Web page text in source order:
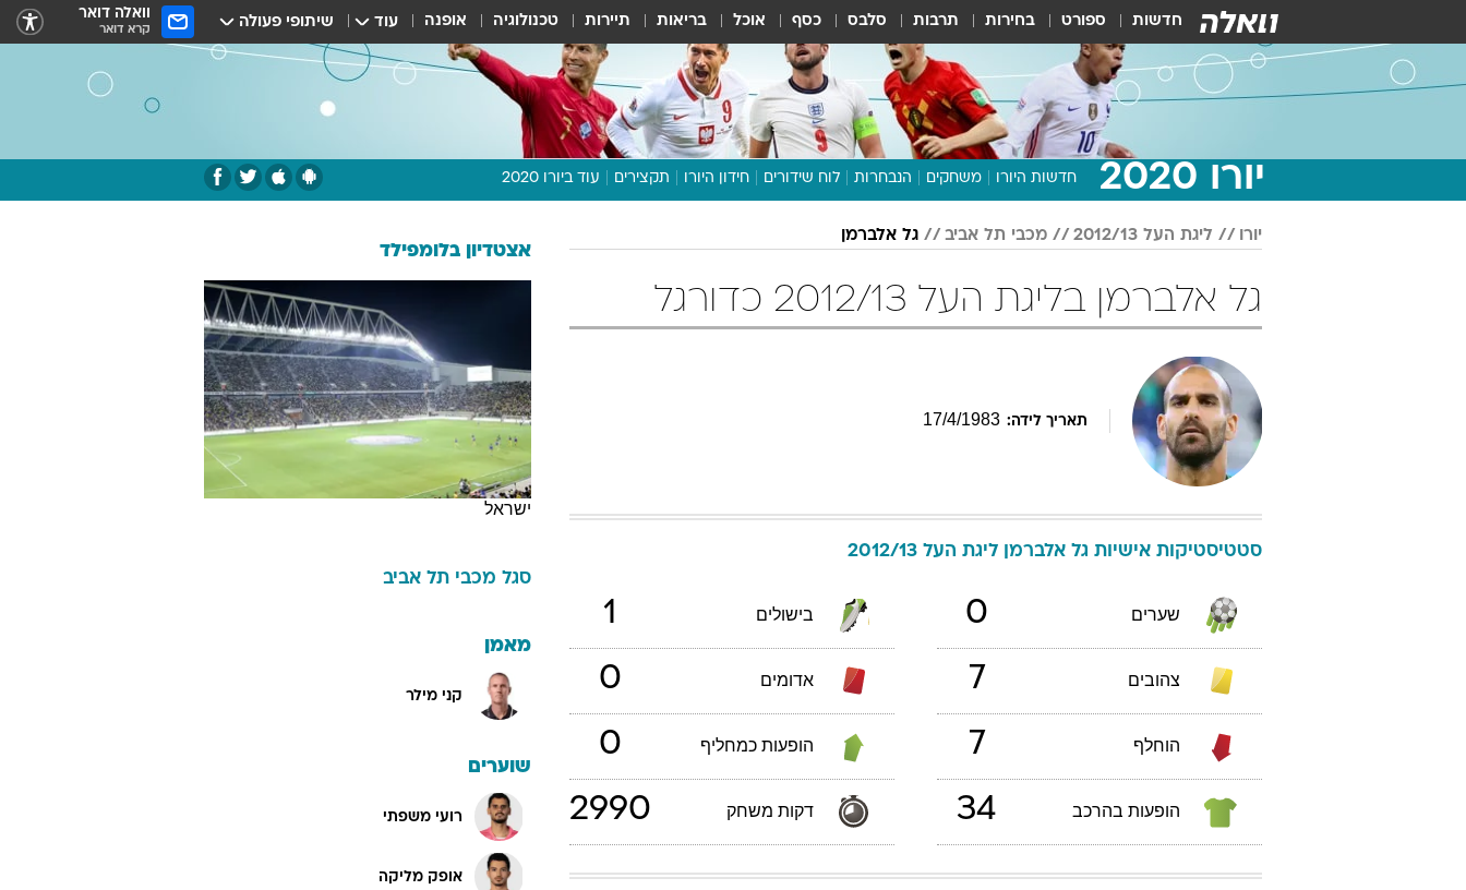
חדשות ספורט בחירות תרבות סלבס כסף אוכל בריאות תיירות טכנולוגיה אופנה עוד שיתופי פעולה וואלה דואר
קרא דואר
יורו 2020 חדשות היורו משחקים הנבחרות לוח שידורים חידון היורו תקצירים עוד ביורו 2020
תכנית היורו
וואלה! ספורט
יורו ליגת העל 2012/13 מכבי תל אביב גל אלברמן
גל אלברמן בליגת העל 2012/13 כדורגל
תאריך לידה: 17/4/1983
סטטיסטיקות אישיות גל אלברמן ליגת העל 2012/13
שערים 0 בישולים 1
צהובים 7 אדומים 0
הוחלף 7 הופעות כמחליף 0
הופעות בהרכב 34 דקות משחק 2990
אצטדיון בלומפילד
ישראל
סגל מכבי תל אביב
מאמן
קני מילר
שוערים
רועי משפתי
אופק מליקה